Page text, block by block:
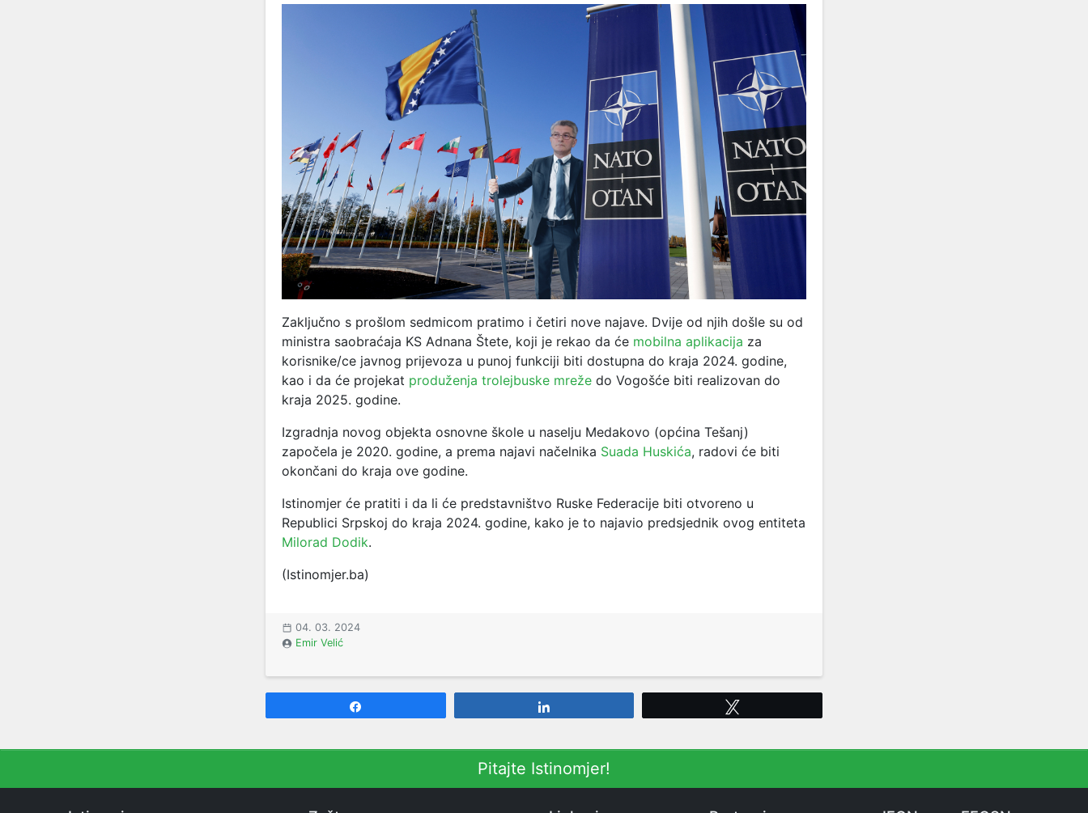
Zaključno s prošlom sedmicom pratimo i četiri nove najave. Dvije od njih došle su od
ministra saobraćaja KS Adnana Štete, koji je rekao da će mobilna aplikacija za
korisnike/ce javnog prijevoza u punoj funkciji biti dostupna do kraja 2024. godine,
kao i da će projekat produženja trolejbuske mreže do Vogošće biti realizovan do
kraja 2025. godine.
Izgradnja novog objekta osnovne škole u naselju Medakovo (općina Tešanj)
započela je 2020. godine, a prema najavi načelnika Suada Huskića, radovi će biti
okončani do kraja ove godine.
Istinomjer će pratiti i da li će predstavništvo Ruske Federacije biti otvoreno u
Republici Srpskoj do kraja 2024. godine, kako je to najavio predsjednik ovog entiteta
Milorad Dodik.
(Istinomjer.ba)
04. 03. 2024
Emir Velić
Pitajte Istinomjer!